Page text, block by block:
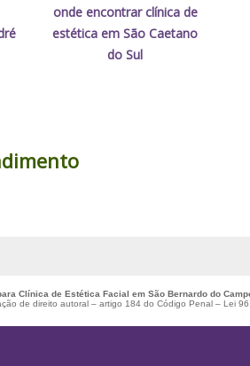
onde encontrar clínica de
estética em São Caetano
do Sul
Clínica de Estética Facial em São Bernardo do
de direito autoral – artigo 184 do Código Penal – Lei